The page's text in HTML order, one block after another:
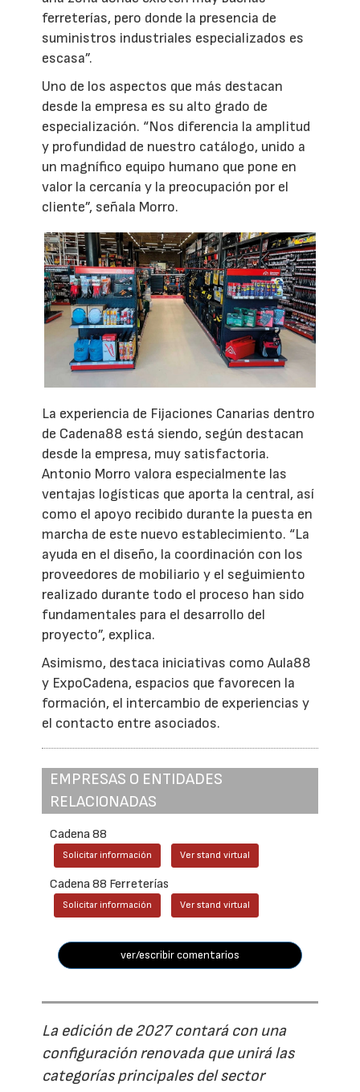
ferreterías, pero donde la presencia de
suministros industriales especializados es
escasa”.
Uno de los aspectos que más destacan
desde la empresa es su alto grado de
especialización. “Nos diferencia la amplitud
y profundidad de nuestro catálogo, unido a
un magnífico equipo humano que pone en
valor la cercanía y la preocupación por el
cliente”, señala Morro.
La experiencia de Fijaciones Canarias dentro
de Cadena88 está siendo, según destacan
desde la empresa, muy satisfactoria.
Antonio Morro valora especialmente las
ventajas logísticas que aporta la central, así
como el apoyo recibido durante la puesta en
marcha de este nuevo establecimiento. “La
ayuda en el diseño, la coordinación con los
proveedores de mobiliario y el seguimiento
realizado durante todo el proceso han sido
fundamentales para el desarrollo del
proyecto”, explica.
Asimismo, destaca iniciativas como Aula88
y ExpoCadena, espacios que favorecen la
formación, el intercambio de experiencias y
el contacto entre asociados.
EMPRESAS O ENTIDADES
RELACIONADAS
Cadena 88
Solicitar información Ver stand virtual
Cadena 88 Ferreterías
Solicitar información Ver stand virtual
ver/escribir comentarios
La edición de 2027 contará con una
configuración renovada que unirá las
categorías principales del sector